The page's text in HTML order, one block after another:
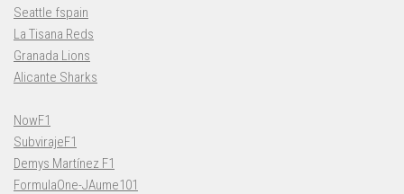
Seattle fspain
La Tisana Reds
Granada Lions
Alicante Sharks
NowF1
SubvirajeF1
Demys Martínez F1
FormulaOne-JAume101